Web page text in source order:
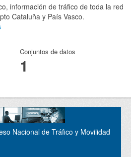
información de tráfico de toda la red
Cataluña y País Vasco.
Conjuntos de datos
1
Nacional de Tráfico y Movilidad